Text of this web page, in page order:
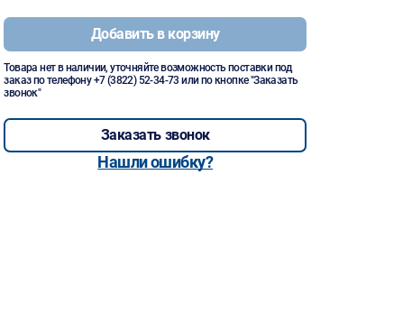
Добавить в корзину
Товара нет в наличии, уточняйте возможность поставки под
заказ по телефону+7 (3822) 52-34-73 или по кнопке "Заказать
звонок"
Заказать звонок
Нашли ошибку?